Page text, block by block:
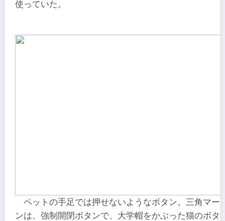
使っていた。
ペットの手足では押せないようなボタン。三角マー
ンは、強制開閉ボタンで、大学帽をかぶった猫のボタ